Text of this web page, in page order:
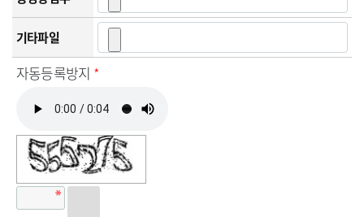
기타파일
자동등록방지 *